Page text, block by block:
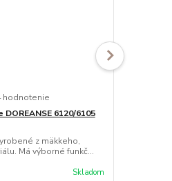
hodnotenie
6120/6105
z mäkkeho,
Má výborné funkč...
Skladom